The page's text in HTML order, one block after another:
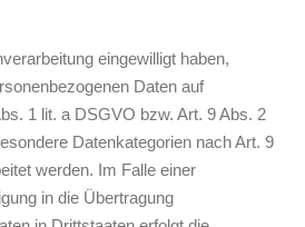
eingewilligt haben,
Daten auf
1 lit. a DSGVO bzw. Art. 9 Abs. 2
Datenkategorien nach Art. 9
werden. Im Falle einer
in die Übertragung